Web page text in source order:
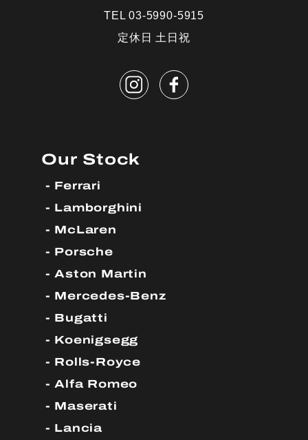
TEL 03-5990-5915
定休日 土日祝
Our Stock
Ferrari
Lamborghini
McLaren
Porsche
Aston Martin
Mercedes-Benz
Bugatti
Koenigsegg
Rolls-Royce
Alfa Romeo
Maserati
Lancia